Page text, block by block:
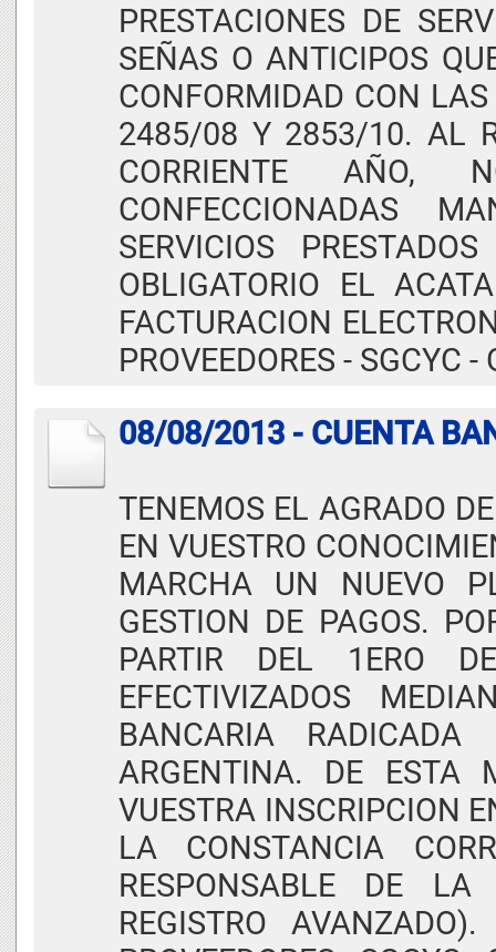
PRESTACIONES DE
SEÑAS O ANTICIPOS
CONFORMIDAD CON
2485/08 Y 2853/10. AL
CORRIENTE AÑO,
CONFECCIONADAS
SERVICIOS
OBLIGATORIO EL
FACTURACION
PROVEEDORES - SGCYC
08/08/2013 - CUENTA
TENEMOS EL AGRADO
EN VUESTRO
MARCHA UN NUEVO
GESTION DE PAGOS.
PARTIR DEL 1ERO
EFECTIVIZADOS
BANCARIA
ARGENTINA. DE ESTA
VUESTRA INSCRIPCION
LA CONSTANCIA
RESPONSABLE DE
REGISTRO